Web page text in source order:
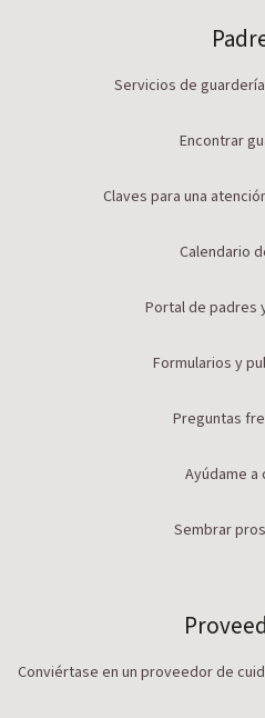
Servicios de
Encontrar
Claves para una
Calendario
Portal de padres
Formularios y
Preguntas
Ayúdame a
Sembrar
Conviértase en un proveedor de